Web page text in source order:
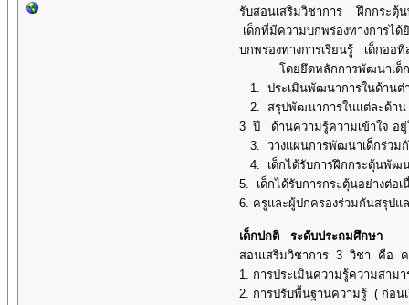
รับสอนเสริมวิชาการ ฝึกกร
เด็กที่มีความบกพร่องทางการไ
บกพร่องทางการเรียนรู้ เด็กอ
โดยยึดหลักการพัฒนาเด็ก
1. ประเมินพัฒนาการในด้าน
2. สรุปพัฒนาการในแต่ละด้า
3 ปี ด้านความรู้ความเข้าใจ อ
3. วางแผนการพัฒนาเด็กร่วม
4. เด็กได้รับการฝึกกระตุ้นพัฒ
5. เด็กได้รับการกระตุ้นอย่างต่อ
6. ครูและผู้ปกครองร่วมกันสรุป
เด็กปกติ ระดับประถมศึกษา
สอนเสริมวิชาการ 3 วิชา คือ
1. การประเมินความรู้ความสา
2. การปรับพื้นฐานความรู้ ( ก่อน